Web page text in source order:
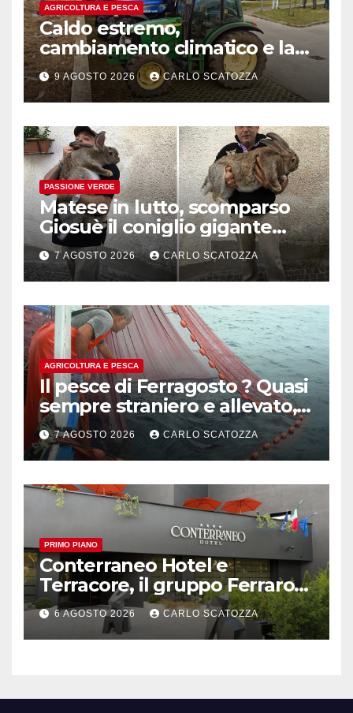
AGRICOLTURA E PESCA
Caldo estremo,
cambiamento climatico e la
follia del mondo agricolo
contro le ( tentate ) politiche
green della UE
9 AGOSTO 2026 CARLO SCATOZZA
PASSIONE VERDE
Matese in lutto, scomparso
Giosuè il coniglio gigante
pluripremiato
7 AGOSTO 2026 CARLO SCATOZZA
AGRICOLTURA E PESCA
Il pesce di Ferragosto ? Quasi
sempre straniero e allevato,
in sofferenza
7 AGOSTO 2026 CARLO SCATOZZA
PRIMO PIANO
Conterraneo Hotel e
Terracore, il gruppo Ferraro
amplia l’ ospitalità e il gusto
alle porte di Caserta
6 AGOSTO 2026 CARLO SCATOZZA